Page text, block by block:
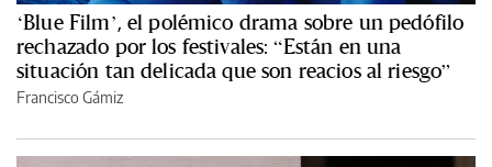
‘Blue Film’, el polémico drama sobre un pedófilo
rechazado por los festivales: “Están en una
situación tan delicada que son reacios al riesgo”
Francisco Gámiz